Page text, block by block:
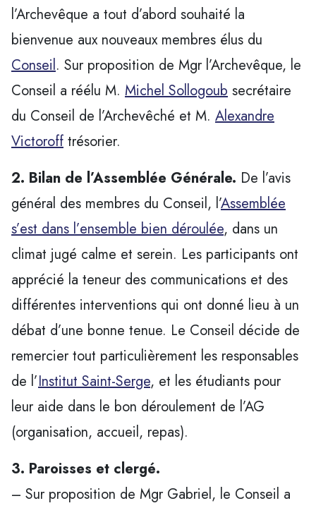
l’Archevêque a tout d’abord souhaité la
bienvenue aux nouveaux membres élus du
Conseil. Sur proposition de Mgr l’Archevêque, le
Conseil a réélu M. Michel Sollogoub secrétaire
du Conseil de l’Archevêché et M. Alexandre
Victoroff trésorier.
2. Bilan de l’Assemblée Générale. De l’avis
général des membres du Conseil, l’Assemblée
s’est dans l’ensemble bien déroulée, dans un
climat jugé calme et serein. Les participants ont
apprécié la teneur des communications et des
différentes interventions qui ont donné lieu à un
débat d’une bonne tenue. Le Conseil décide de
remercier tout particulièrement les responsables
de l’Institut Saint-Serge, et les étudiants pour
leur aide dans le bon déroulement de l’AG
(organisation, accueil, repas).
3. Paroisses et clergé.
– Sur proposition de Mgr Gabriel, le Conseil a